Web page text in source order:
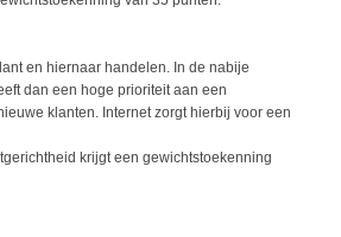
en hiernaar handelen. In de nabije
dan een hoge prioriteit aan een
klanten. Internet zorgt hierbij voor een
krijgt een gewichtstoekenning